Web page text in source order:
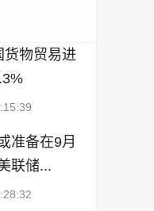
货物贸易进
准备在9月
联储...